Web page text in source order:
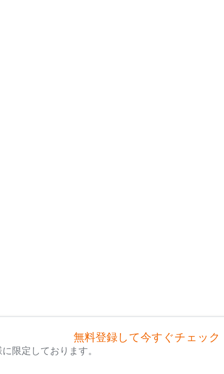
無料登録して今すぐチェック
限定しております。